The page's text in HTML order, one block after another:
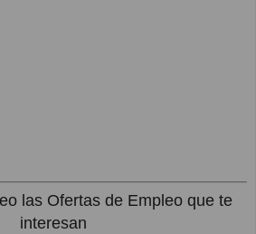
las Ofertas de Empleo que te
interesan